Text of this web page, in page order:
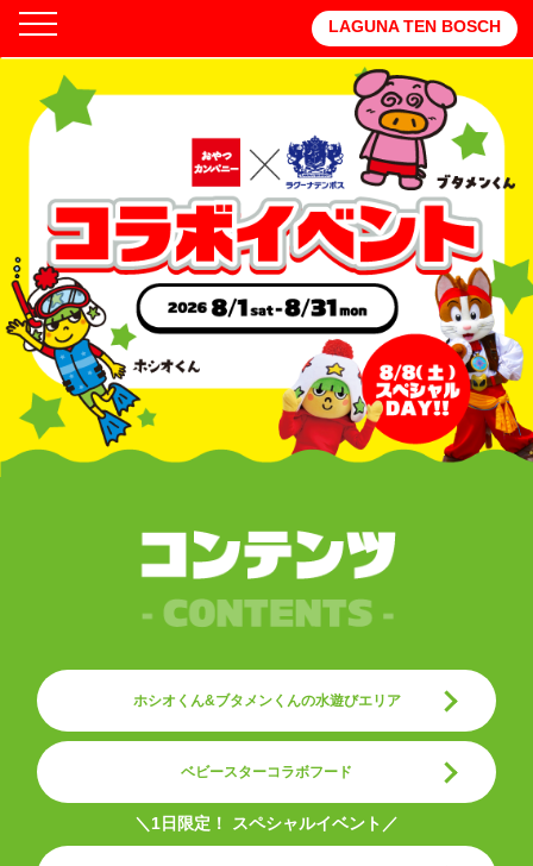
TOP
水遊びエリア
スペシャルDAY
開催概要
LAGUNA TEN BOSCH
ホシオくん&ブタメンくんの水遊びエリア
ベビースターコラボフード
＼1日限定！ スペシャルイベント／